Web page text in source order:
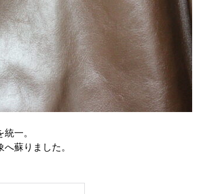
一。
蘇りました。